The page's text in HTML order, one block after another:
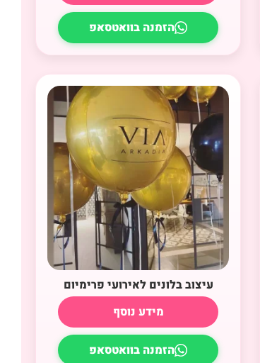
הזמנה בוואטסאפ
עיצוב בלונים לאירועי פרימיום
מידע נוסף
הזמנה בוואטסאפ